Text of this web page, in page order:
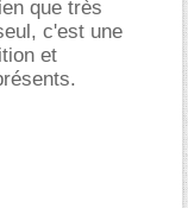
que très
c'est une
et